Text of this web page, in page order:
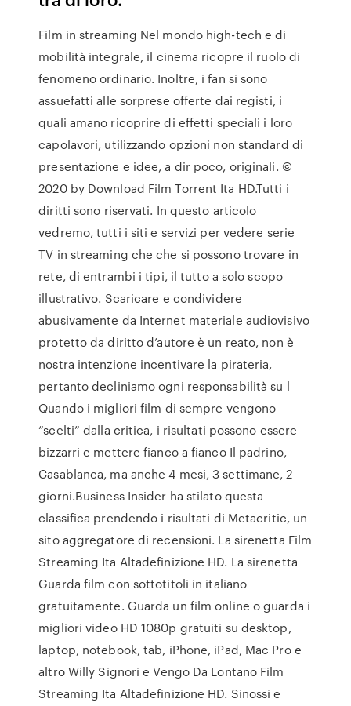
Film in streaming Nel mondo high-tech e di
mobilità integrale, il cinema ricopre il ruolo di
fenomeno ordinario. Inoltre, i fan si sono
assuefatti alle sorprese offerte dai registi, i
quali amano ricoprire di effetti speciali i loro
capolavori, utilizzando opzioni non standard di
presentazione e idee, a dir poco, originali. ©
2020 by Download Film Torrent Ita HD.Tutti i
diritti sono riservati. In questo articolo
vedremo, tutti i siti e servizi per vedere serie
TV in streaming che che si possono trovare in
rete, di entrambi i tipi, il tutto a solo scopo
illustrativo. Scaricare e condividere
abusivamente da Internet materiale audiovisivo
protetto da diritto d’autore è un reato, non è
nostra intenzione incentivare la pirateria,
pertanto decliniamo ogni responsabilità su l
Quando i migliori film di sempre vengono
“scelti” dalla critica, i risultati possono essere
bizzarri e mettere fianco a fianco Il padrino,
Casablanca, ma anche 4 mesi, 3 settimane, 2
giorni.Business Insider ha stilato questa
classifica prendendo i risultati di Metacritic, un
sito aggregatore di recensioni. La sirenetta Film
Streaming Ita Altadefinizione HD. La sirenetta
Guarda film con sottotitoli in italiano
gratuitamente. Guarda un film online o guarda i
migliori video HD 1080p gratuiti su desktop,
laptop, notebook, tab, iPhone, iPad, Mac Pro e
altro Willy Signori e Vengo Da Lontano Film
Streaming Ita Altadefinizione HD. Sinossi e